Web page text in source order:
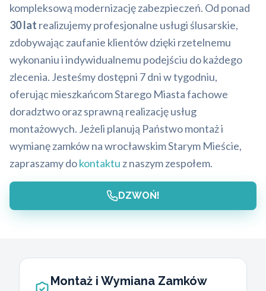
kompleksową modernizację zabezpieczeń. Od ponad
30 lat realizujemy profesjonalne usługi ślusarskie,
zdobywając zaufanie klientów dzięki rzetelnemu
wykonaniu i indywidualnemu podejściu do każdego
zlecenia. Jesteśmy dostępni 7 dni w tygodniu,
oferując mieszkańcom Starego Miasta fachowe
doradztwo oraz sprawną realizację usług
montażowych. Jeżeli planują Państwo montaż i
wymianę zamków na wrocławskim Starym Mieście,
zapraszamy dokontaktu z naszym zespołem.
DZWOŃ!
Montaż i Wymiana Zamków